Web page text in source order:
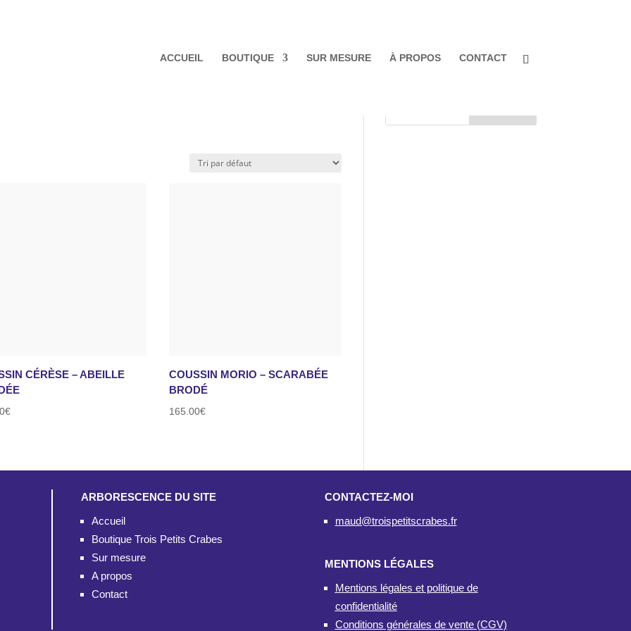
ACCUEIL BOUTIQUE SUR MESURE À PROPOS CONTACT
CÉRÈSE – ABEILLE
€
COUSSIN MORIO – SCARABÉE
BRODÉ
165.00€
ARBORESCENCE DU SITE
Accueil
Boutique Trois Petits Crabes
Sur mesure
A propos
Contact
CONTACTEZ-MOI
maud@troispetitscrabes.fr
MENTIONS LÉGALES
Mentions légales et politique de
confidentialité
Conditions générales de vente (CGV)